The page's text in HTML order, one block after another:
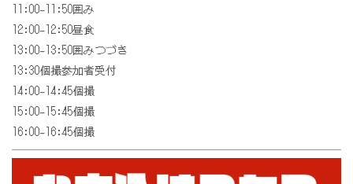
11:00-11:50囲み
12:00-12:50昼食
13:00-13:50囲みつづき
13:30個撮参加者受付
14:00-14:45個撮
15:00-15:45個撮
16:00-16:45個撮